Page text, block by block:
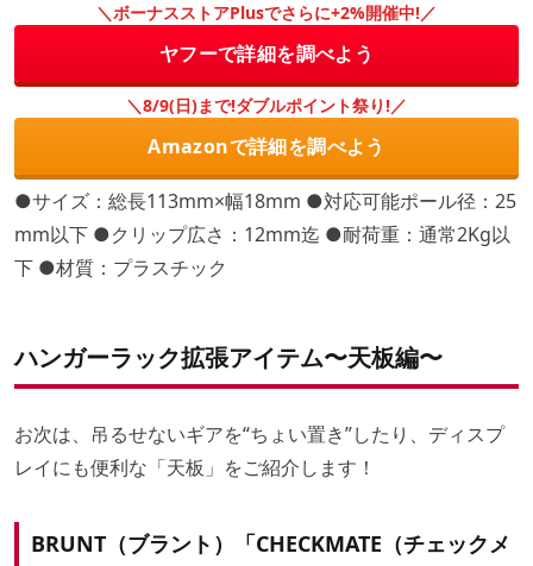
＼ボーナスストアPlusでさらに+2%開催中!／
ヤフーで詳細を調べよう
＼8/9(日)まで!ダブルポイント祭り!／
Amazonで詳細を調べよう
●サイズ：総長113mm×幅18mm ●対応可能ポール径：25
mm以下 ●クリップ広さ：12mm迄 ●耐荷重：通常2Kg以
下 ●材質：プラスチック
ハンガーラック拡張アイテム〜天板編〜
お次は、吊るせないギアを“ちょい置き”したり、ディスプ
レイにも便利な「天板」をご紹介します！
BRUNT（ブラント）「CHECKMATE（チェックメ